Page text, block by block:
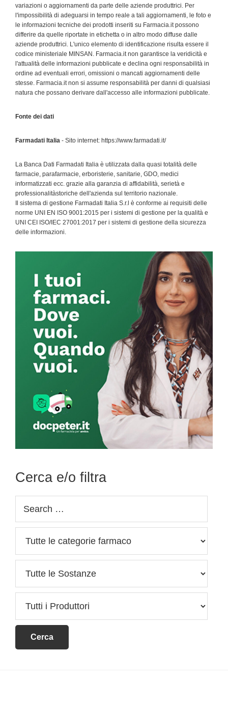
variazioni o aggiornamenti da parte delle aziende produttrici. Per
l'impossibilità di adeguarsi in tempo reale a tali aggiornamenti, le foto e
le informazioni tecniche dei prodotti inseriti su Farmacia.it possono
differire da quelle riportate in etichetta o in altro modo diffuse dalle
aziende produttrici. L'unico elemento di identificazione risulta essere il
codice ministeriale MINSAN. Farmacia.it non garantisce la veridicità e
l'attualità delle informazioni pubblicate e declina ogni responsabilità in
ordine ad eventuali errori, omissioni o mancati aggiornamenti delle
stesse. Farmacia.it non si assume responsabilità per danni di qualsiasi
natura che possano derivare dall'accesso alle informazioni pubblicate.
Fonte dei dati
Farmadati Italia - Sito internet: https://www.farmadati.it/
La Banca Dati Farmadati Italia è utilizzata dalla quasi totalità delle
farmacie, parafarmacie, erboristerie, sanitarie, GDO, medici
informatizzati ecc. grazie alla garanzia di affidabilità, serietà e
professionalitàstoriche dell'azienda sul territorio nazionale.
Il sistema di gestione Farmadati Italia S.r.l è conforme ai requisiti delle
norme UNI EN ISO 9001:2015 per i sistemi di gestione per la qualità e
UNI CEI ISO/IEC 27001:2017 per i sistemi di gestione della sicurezza
delle informazioni.
Sidebar
Cerca e/o filtra